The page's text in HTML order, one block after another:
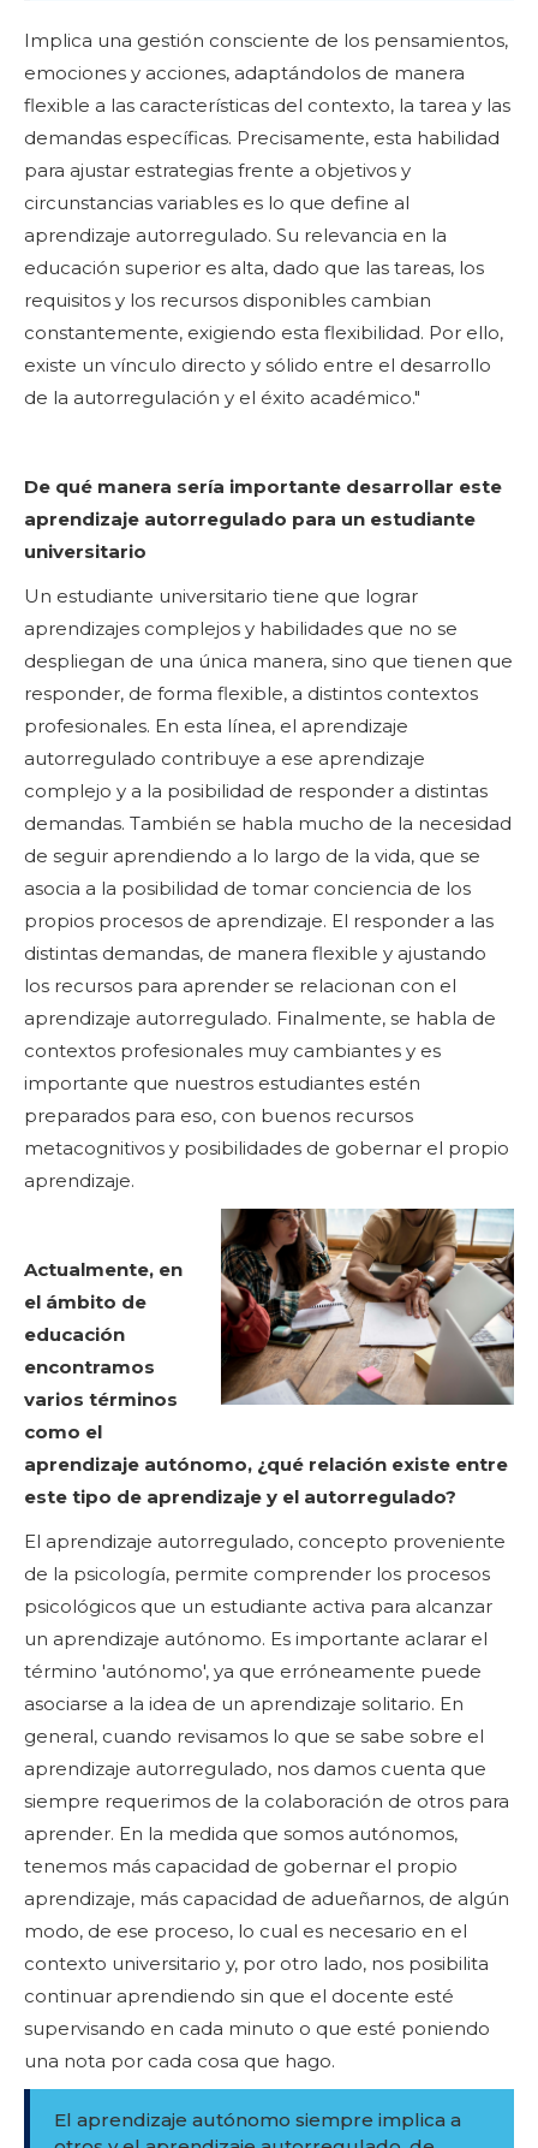
Implica una gestión consciente de los pensamientos,
emociones y acciones, adaptándolos de manera
flexible a las características del contexto, la tarea y las
demandas específicas. Precisamente, esta habilidad
para ajustar estrategias frente a objetivos y
circunstancias variables es lo que define al
aprendizaje autorregulado. Su relevancia en la
educación superior es alta, dado que las tareas, los
requisitos y los recursos disponibles cambian
constantemente, exigiendo esta flexibilidad. Por ello,
existe un vínculo directo y sólido entre el desarrollo
de la autorregulación y el éxito académico."
De qué manera sería importante desarrollar este
aprendizaje autorregulado para un estudiante
universitario
Un estudiante universitario tiene que lograr
aprendizajes complejos y habilidades que no se
despliegan de una única manera, sino que tienen que
responder, de forma flexible, a distintos contextos
profesionales. En esta línea, el aprendizaje
autorregulado contribuye a ese aprendizaje
complejo y a la posibilidad de responder a distintas
demandas. También se habla mucho de la necesidad
de seguir aprendiendo a lo largo de la vida, que se
asocia a la posibilidad de tomar conciencia de los
propios procesos de aprendizaje. El responder a las
distintas demandas, de manera flexible y ajustando
los recursos para aprender se relacionan con el
aprendizaje autorregulado. Finalmente, se habla de
contextos profesionales muy cambiantes y es
importante que nuestros estudiantes estén
preparados para eso, con buenos recursos
metacognitivos y posibilidades de gobernar el propio
aprendizaje.
Actualmente, en
el ámbito de
educación
encontramos
varios términos
como el
aprendizaje autónomo, ¿qué relación existe entre
este tipo de aprendizaje y el autorregulado?
El aprendizaje autorregulado, concepto proveniente
de la psicología, permite comprender los procesos
psicológicos que un estudiante activa para alcanzar
un aprendizaje autónomo. Es importante aclarar el
término 'autónomo', ya que erróneamente puede
asociarse a la idea de un aprendizaje solitario. En
general, cuando revisamos lo que se sabe sobre el
aprendizaje autorregulado, nos damos cuenta que
siempre requerimos de la colaboración de otros para
aprender. En la medida que somos autónomos,
tenemos más capacidad de gobernar el propio
aprendizaje, más capacidad de adueñarnos, de algún
modo, de ese proceso, lo cual es necesario en el
contexto universitario y, por otro lado, nos posibilita
continuar aprendiendo sin que el docente esté
supervisando en cada minuto o que esté poniendo
una nota por cada cosa que hago.
El aprendizaje autónomo siempre implica a